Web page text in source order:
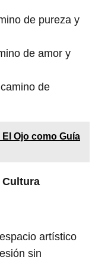
de pureza y
de amor y
de
Ojo como Guía
Cultura
artístico
sin